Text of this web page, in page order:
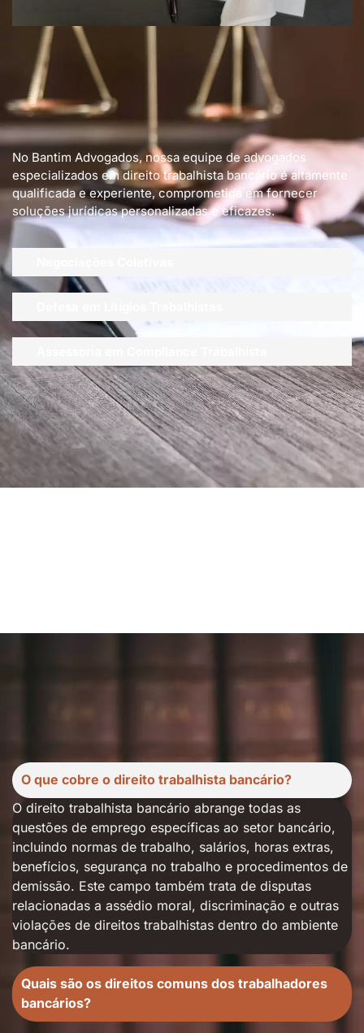
No Bantim Advogados, nossa equipe de advogados
especializados em direito trabalhista bancário é altamente
qualificada e experiente, comprometida em fornecer
soluções jurídicas personalizadas e eficazes.
O que cobre o direito trabalhista bancário?
O direito trabalhista bancário abrange todas as
questões de emprego específicas ao setor bancário,
incluindo normas de trabalho, salários, horas extras,
benefícios, segurança no trabalho e procedimentos de
demissão. Este campo também trata de disputas
relacionadas a assédio moral, discriminação e outras
violações de direitos trabalhistas dentro do ambiente
bancário.
Quais são os direitos comuns dos trabalhadores
bancários?